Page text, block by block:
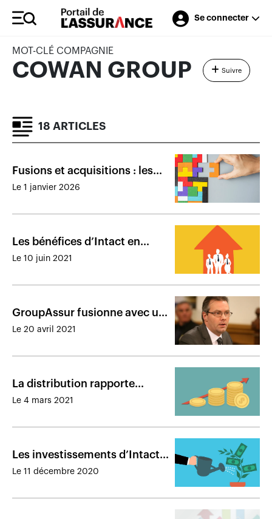
Se connecter
MOT-CLÉ COMPAGNIE
COWAN GROUP Suivre
18 ARTICLES
Fusions et acquisitions : les
transactions marquantes de
Le 1 janvier 2026
Les bénéfices d’Intact en
distribution appelés à
Le 10 juin 2021
GroupAssur fusionne avec un
concurrent spécialisé dans les
Le 20 avril 2021
La distribution rapporte
toujours autant à Intact
Le 4 mars 2021
Les investissements d’Intact
en distribution rapportent
Le 11 décembre 2020